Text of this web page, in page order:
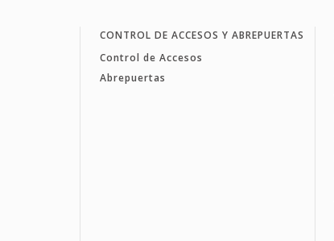
CONTROL DE ACCESOS Y ABREPUERTAS
Control de Accesos
Abrepuertas